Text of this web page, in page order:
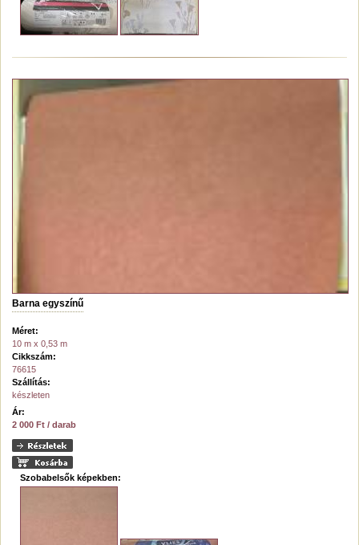
Barna egyszínű
Méret:
10 m x 0,53 m
Cikkszám:
76615
Szállítás:
készleten
Ár:
2 000 Ft / darab
Szobabelsők képekben: